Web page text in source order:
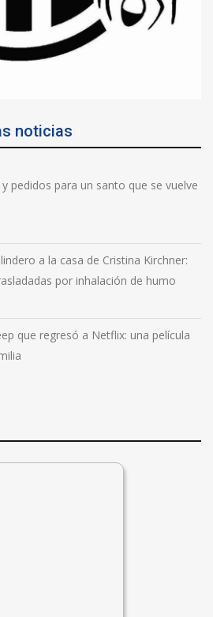
noticias
pedidos para un santo que se vuelve
a la casa de Cristina Kirchner:
por inhalación de humo
que regresó a Netflix: una película